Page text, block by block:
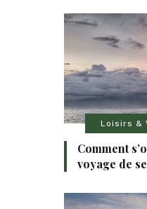
Loisirs &
Comment
voyage de